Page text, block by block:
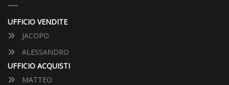
UFFICIO VENDITE
JACOPO
ALESSANDRO
UFFICIO ACQUISTI
MATTEO